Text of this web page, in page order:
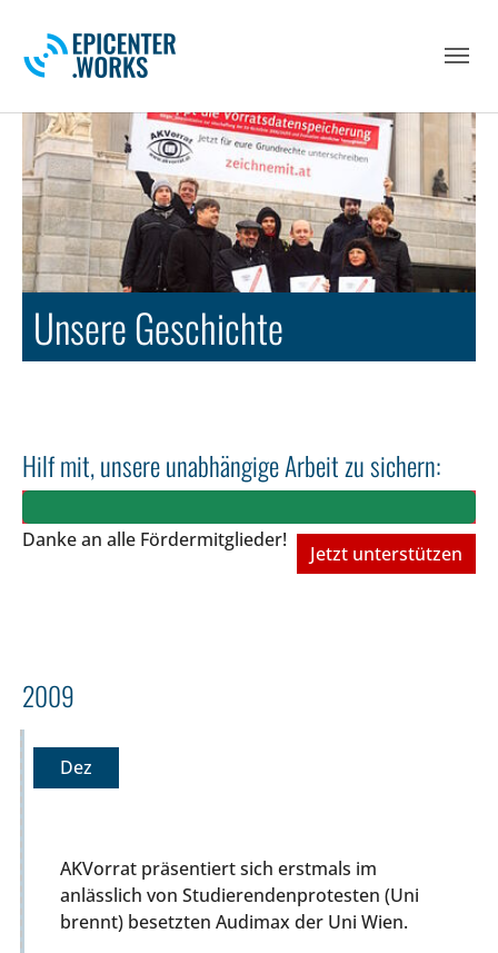
Unsere Geschichte
Hilf mit, unsere unabhängige Arbeit zu sichern:
Danke an alle Fördermitglieder!
Jetzt unterstützen
2009
Dez
AKVorrat präsentiert sich erstmals im
anlässlich von Studierendenprotesten (Uni
brennt) besetzten Audimax der Uni Wien.